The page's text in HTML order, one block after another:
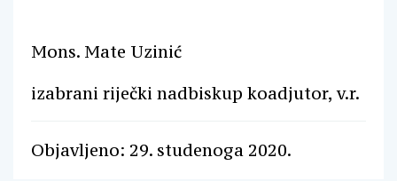
Mons. Mate Uzinić
izabrani riječki nadbiskup koadjutor, v.r.
Objavljeno: 29. studenoga 2020.